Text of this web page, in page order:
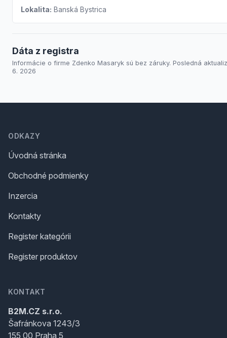
Lokalita: Banská Bystrica
Dáta z registra
Informácie o firme Zdenko Masaryk sú bez záruky. Posledná
6. 2026
ODKAZY
Úvodná stránka
Obchodné podmienky
Inzercia
Kontakty
Register kategórii
Register produktov
KONTAKT
B2M.CZ s.r.o.
Šafránkova 1243/3
155 00 Praha 5